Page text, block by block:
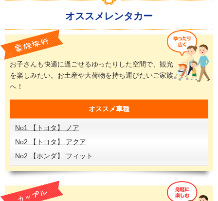
オススメレンタカー
お子さんも快適に過ごせるゆったりした空間で、観光
を楽しみたい。お土産や大荷物を持ち運びたいご家族
へ！
オススメ車種
No1 【トヨタ】 ノア
No2 【トヨタ】 アクア
No2 【ホンダ】 フィット